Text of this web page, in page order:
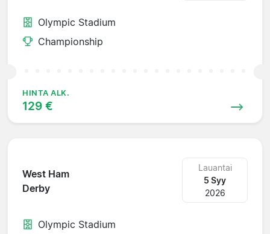
Olympic Stadium
Championship
HINTA ALK.
129 €
West Ham
Derby
Lauantai
5 Syy
2026
Olympic Stadium